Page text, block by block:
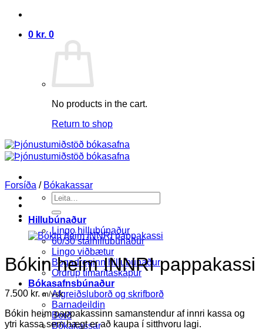
Skip
content
0 kr. 0
No products in the cart.
Return to shop
Search
for:
Hillubúnaður
Lingo hillubúnaður
60/30 stálhillubúnaður
Lingo viðbætur
Bogadreginn hillubúnaður
Ordrup tímaritaskápur
Bókasafnsbúnaður
Afgreiðsluborð og skrifborð
Barnadeildin
Borð
Bókakassar
Forsíða / Bókakassar
Bókin heim INNRI pappakassi
7.500 kr. m/vsk
Bókin heim pappakassinn samanstendur af innri kassa og
ytri kassa sem hægt er að kaupa í sitthvoru lagi.